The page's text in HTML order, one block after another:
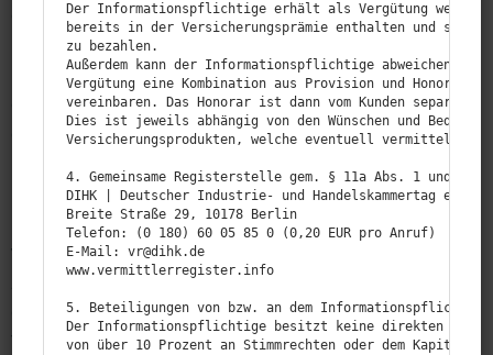
entge­gen­zu­wirken, ohne Ihre gesetz­liche Kranken­
kasse verlassen zu müssen, können Sie eine
Kranken­zu­satz­ver­si­cherung abschließen. Diese
erweitert die Leistungen Ihrer gesetz­lichen Versi­
cherung um die gewünschten Optionen, sodass Sie
Krankenhaus verlegt werden, oder Sie sich den
behan­delnden Arzt aussuchen. Eine Kranken­zu­satz­
ver­si­cherung ist daher oftmals ein Kompromiss
zwischen preis­güns­tigen gesetz­lichen Kranken­ver­si­
che­rungen mit hinrei­chender Leistung und teureren
Tarifen der privaten Kranken­ver­si­che­rungen mit
Der Informationspflichtige erhält als Vergütung weitere
bereits in der Versicherungsprämie enthalten und somit
zu bezahlen.
Außerdem kann der Informationspflichtige abweichend mit
Vergütung eine Kombination aus Provision und Honorar
vereinbaren. Das Honorar ist dann vom Kunden separat
Dies ist jeweils abhängig von den Wünschen und
Versicherungsprodukten, welche eventuell vermittelt
4. Gemeinsame Registerstelle gem. § 11a Abs. 1 und §
DIHK | Deutscher Industrie- und Handelskammertag e.V.
Breite Straße 29, 10178 Berlin
Telefon: (0 180) 60 05 85 0 (0,20 EUR pro Anruf)
E‑Mail: vr@dihk.de
www.vermittlerregister.info
5. Beteiligungen von bzw. an dem
Der Informationspflichtige besitzt keine direkten oder
von über 10 Prozent an Stimmrechten oder dem Kapital